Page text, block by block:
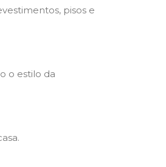
pisos e
o estilo da